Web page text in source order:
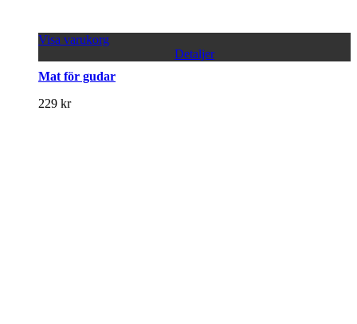
Visa varukorg
Detaljer
Mat för gudar
229 kr